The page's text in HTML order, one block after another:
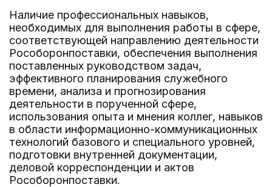
Наличие профессиональных навыков,
необходимых для выполнения работы в сфере,
соответствующей направлению деятельности
Рособоронпоставки, обеспечения выполнения
поставленных руководством задач,
эффективного планирования служебного
времени, анализа и прогнозирования
деятельности в порученной сфере,
использования опыта и мнения коллег, навыков
в области информационно-коммуникационных
технологий базового и специального уровней,
подготовки внутренней документации,
деловой корреспонденции и актов
Рособоронпоставки.